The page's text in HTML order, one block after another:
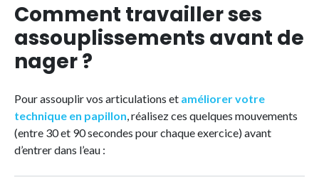
Comment travailler ses
assouplissements avant de
nager ?
Pour assouplir vos articulations et améliorer votre
technique en papillon, réalisez ces quelques mouvements
(entre 30 et 90 secondes pour chaque exercice) avant
d’entrer dans l’eau :